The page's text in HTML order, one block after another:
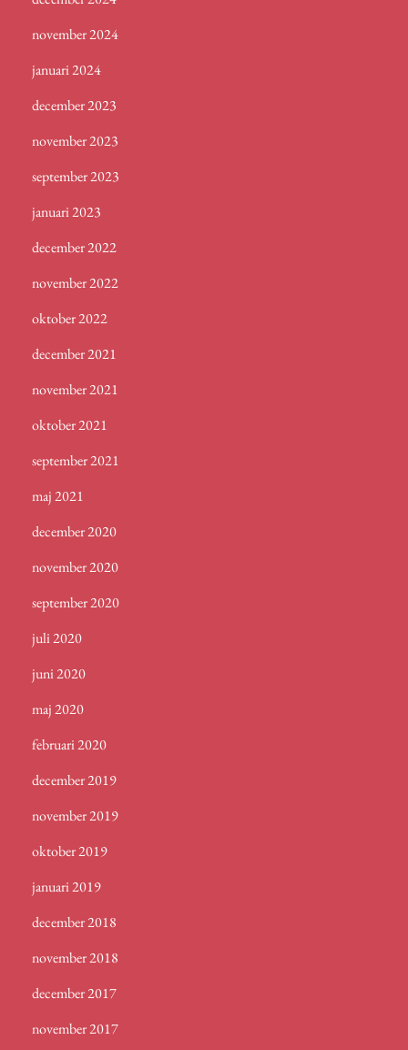
november 2024
januari 2024
december 2023
november 2023
september 2023
januari 2023
december 2022
november 2022
oktober 2022
december 2021
november 2021
oktober 2021
september 2021
maj 2021
december 2020
november 2020
september 2020
juli 2020
juni 2020
maj 2020
februari 2020
december 2019
november 2019
oktober 2019
januari 2019
december 2018
november 2018
december 2017
november 2017